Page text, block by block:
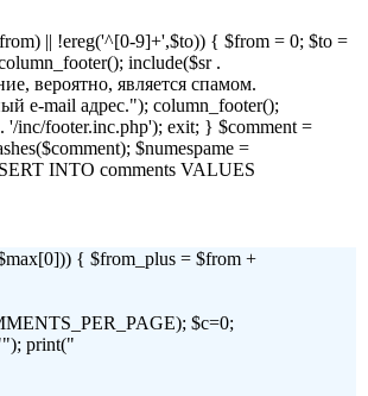
|| !ereg('^[0-9]+',$to)) { $from = 0; $to =
include($sr .
вероятно, является спамом.
e-mail адрес."); column_footer();
'/inc/footer.inc.php'); exit; } $comment =
$numespame =
INTO comments VALUES
{ $from_plus = $from +
$c=0;
print("